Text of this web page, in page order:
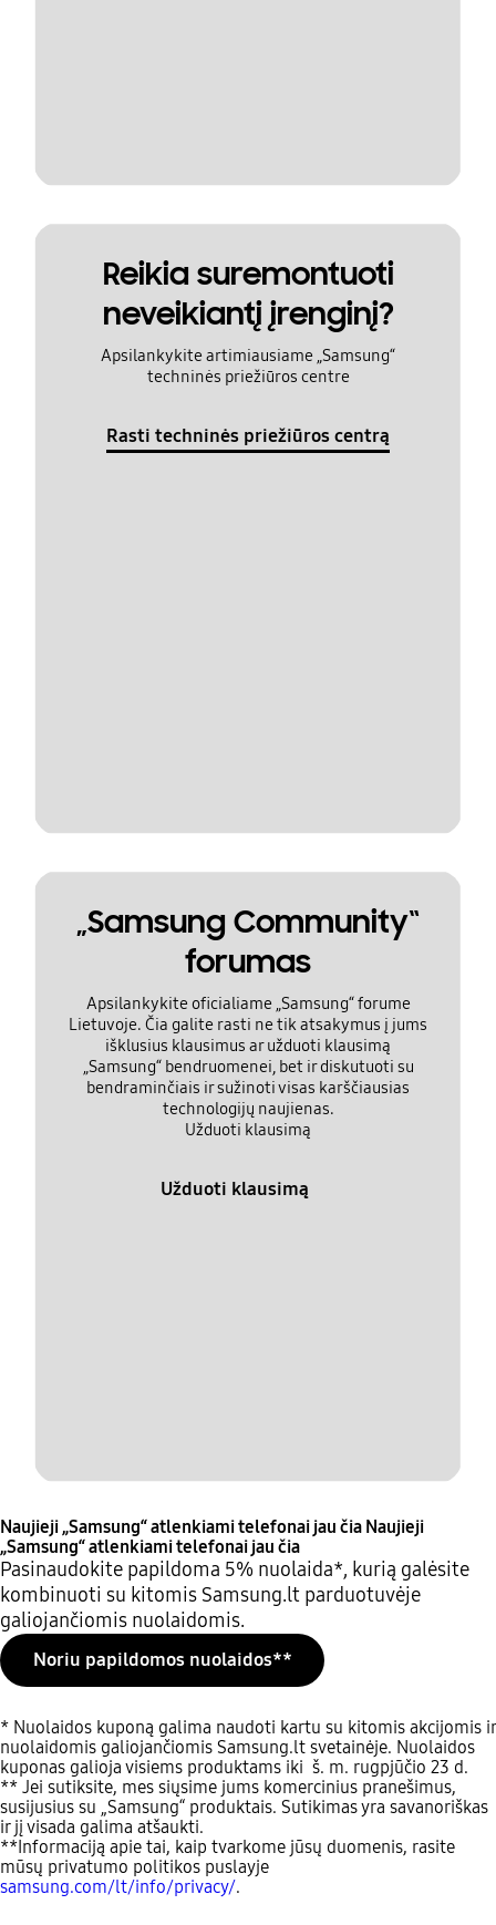
Reikia suremontuoti
neveikiantį įrenginį?
Apsilankykite artimiausiame „Samsung“
techninės priežiūros centre
Rasti techninės priežiūros centrą
„Samsung Community“
forumas
Apsilankykite oficialiame „Samsung“ forume
Lietuvoje. Čia galite rasti ne tik atsakymus į jums
išklusius klausimus ar užduoti klausimą
„Samsung“ bendruomenei, bet ir diskutuoti su
bendraminčiais ir sužinoti visas karščiausias
technologijų naujienas.
Užduoti klausimą
Užduoti klausimą
Naujieji „Samsung“ atlenkiami telefonai jau čia Naujieji
„Samsung“ atlenkiami telefonai jau čia
Pasinaudokite papildoma 5% nuolaida*, kurią galėsite
kombinuoti su kitomis Samsung.lt parduotuvėje
galiojančiomis nuolaidomis.
Noriu papildomos nuolaidos**
* Nuolaidos kuponą galima naudoti kartu su kitomis akcijomis ir
nuolaidomis galiojančiomis Samsung.lt svetainėje. Nuolaidos
kuponas galioja visiems produktams iki š. m. rugpjūčio 23 d.
** Jei sutiksite, mes siųsime jums komercinius pranešimus,
susijusius su „Samsung“ produktais. Sutikimas yra savanoriškas
ir jį visada galima atšaukti.
**Informaciją apie tai, kaip tvarkome jūsų duomenis, rasite
mūsų privatumo politikos puslayje
samsung.com/lt/info/privacy/.